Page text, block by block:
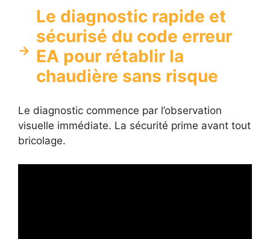
Le diagnostic rapide et
sécurisé du code erreur
EA pour rétablir la
chaudière sans risque
Le diagnostic commence par l’observation
visuelle immédiate. La sécurité prime avant tout
bricolage.